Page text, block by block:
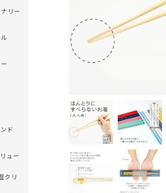
リー
ド
ュー
クリ